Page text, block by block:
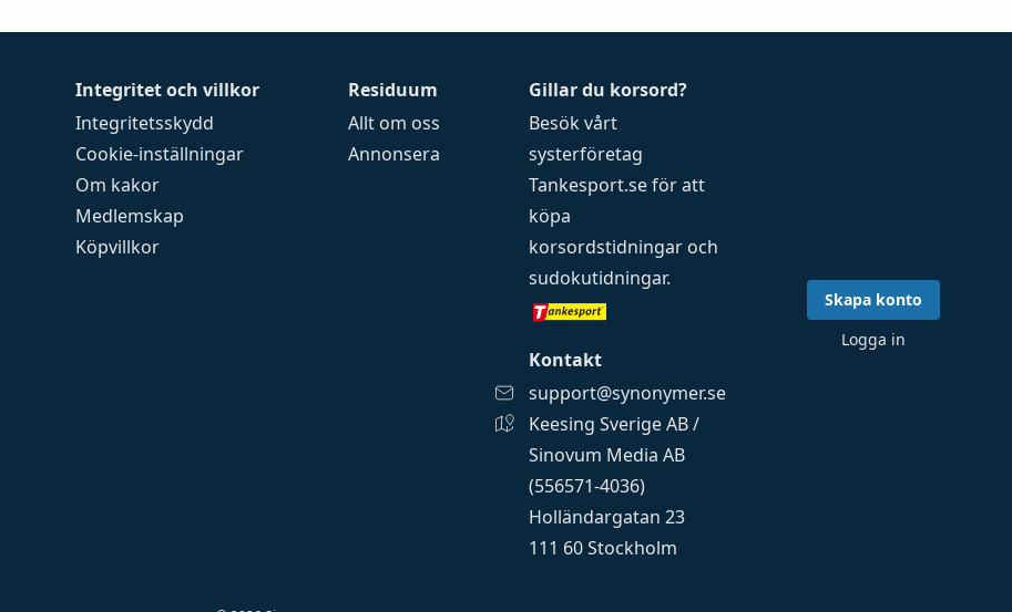
Integritet och villkor
Integritetsskydd
Cookie-inställningar
Om kakor
Medlemskap
Köpvillkor
Residuum
Allt om oss
Annonsera
Gillar du korsord?
Besök vårt
systerföretag
Tankesport.seför att
köpa
korsordstidningar och
sudokutidningar.
Kontakt
support@synonymer.se
Keesing Sverige AB /
Sinovum Media AB
(556571-4036)
Holländargatan 23
111 60 Stockholm
Skapa konto
Logga in